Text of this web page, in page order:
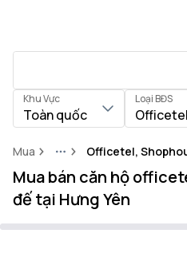
Khu Vực
Toàn quốc
Loại BĐS
Mua MoreOfficetel,
Mua bán căn hộ
đế tại Hưng Yên